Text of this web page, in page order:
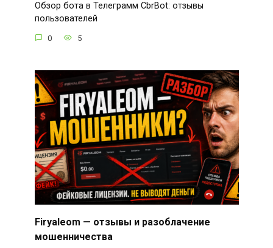
Обзор бота в Телеграмм CbrBot: отзывы
пользователей
0 5
Firyaleom — отзывы и разоблачение
мошенничества